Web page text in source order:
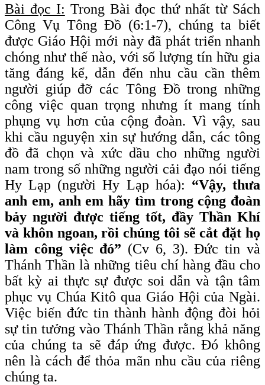
Bài đọc I: Trong Bài đọc thứ nhất từ ​​Sách
Công Vụ Tông Đồ (6:1-7), chúng ta biết
được Giáo Hội mới này đã phát triển nhanh
chóng như thế nào, với số lượng tín hữu gia
tăng đáng kể, dẫn đến nhu cầu cần thêm
người giúp đỡ các Tông Đồ trong những
công việc quan trọng nhưng ít mang tính
phụng vụ hơn của cộng đoàn. Vì vậy, sau
khi cầu nguyện xin sự hướng dẫn, các tông
đồ đã chọn và xức dầu cho những người
nam trong số những người cải đạo nói tiếng
Hy Lạp (người Hy Lạp hóa): “Vậy, thưa
anh em, anh em hãy tìm trong cộng đoàn
bảy người được tiếng tốt, đầy Thần Khí
và khôn ngoan, rồi chúng tôi sẽ cắt đặt họ
làm công việc đó” (Cv 6, 3). Đức tin và
Thánh Thần là những tiêu chí hàng đầu cho
bất kỳ ai thực sự được soi dẫn và tận tâm
phục vụ Chúa Kitô qua Giáo Hội của Ngài.
Việc biến đức tin thành hành động đòi hỏi
sự tin tưởng vào Thánh Thần rằng khả năng
của chúng ta sẽ đáp ứng được. Đó không
nên là cách để thỏa mãn nhu cầu của riêng
chúng ta.